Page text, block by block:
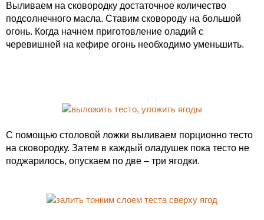
Выливаем на сковородку достаточное количество
подсолнечного масла. Ставим сковороду на большой
огонь. Когда начнем приготовление оладий с
черевишней на кефире огонь необходимо уменьшить.
С помощью столовой ложки выливаем порционно тесто
на сковородку. Затем в каждый оладушек пока тесто не
поджарилось, опускаем по две – три ягодки.